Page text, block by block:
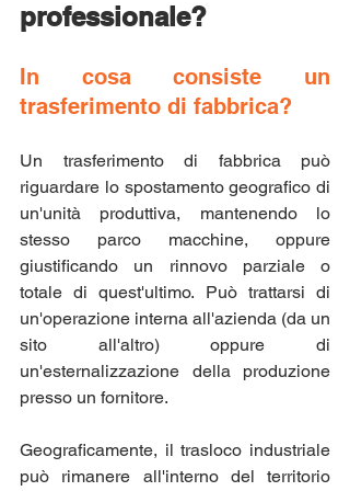
professionale?
In cosa consiste un
trasferimento di fabbrica?
Un trasferimento di fabbrica può
riguardare lo spostamento geografico di
un'unità produttiva, mantenendo lo
stesso parco macchine, oppure
giustificando un rinnovo parziale o
totale di quest'ultimo. Può trattarsi di
un'operazione interna all'azienda (da un
sito all'altro) oppure di
un'esternalizzazione della produzione
presso un fornitore.
Geograficamente, il trasloco industriale
può rimanere all'interno del territorio